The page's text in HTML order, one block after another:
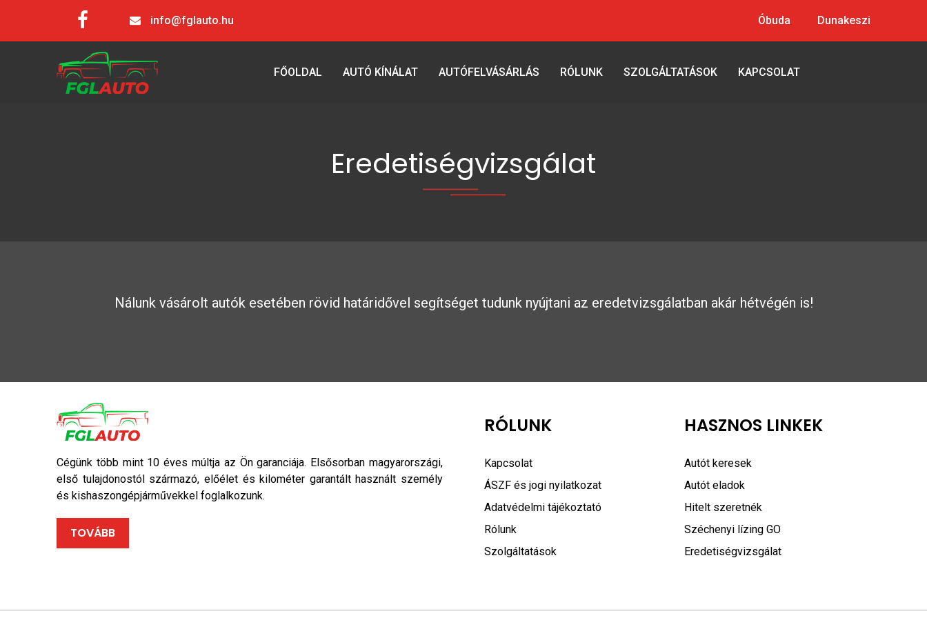
info@fglauto.hu Óbuda Dunakeszi
FŐOLDAL AUTÓ KÍNÁLAT AUTÓFELVÁSÁRLÁS RÓLUNK SZOLGÁLTATÁSOK KAPCSOLAT
Eredetiségvizsgálat
Nálunk vásárolt autók esetében rövid határidővel segítséget tudunk nyújtani az eredetvizsgálatban akár hétvégén is!
Cégünk több mint 10 éves múltja az Ön garanciája. Elsősorban magyarországi,
első tulajdonostól származó, előélet és kilométer garantált használt személy
és kishaszongépjárművekkel foglalkozunk.
TOVÁBB
RÓLUNK
Kapcsolat
ÁSZF és jogi nyilatkozat
Adatvédelmi tájékoztató
Rólunk
Szolgáltatások
HASZNOS LINKEK
Autót keresek
Autót eladok
Hitelt szeretnék
Széchenyi lízing GO
Eredetiségvizsgálat